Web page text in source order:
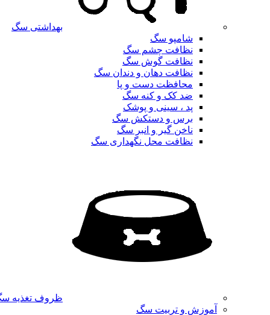
بهداشتی سگ
شامپو سگ
نظافت چشم سگ
نظافت گوش سگ
نظافت دهان و دندان سگ
محافظت دست و پا
ضد کک و کنه سگ
پد ، سینی و پوشک
برس و دستکش سگ
ناخن گیر و انبر سگ
نظافت محل نگهداری سگ
ظروف تغذیه
آموزش و تربیت سگ